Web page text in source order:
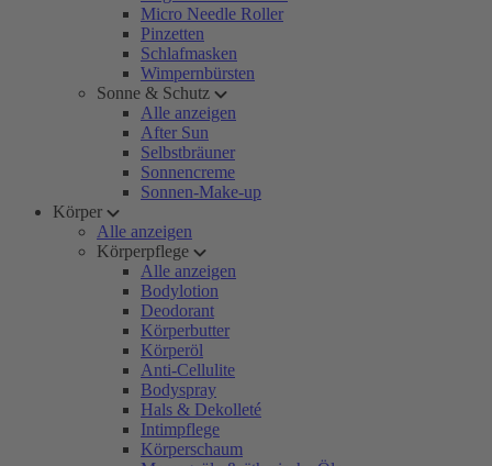
Micro Needle Roller
Pinzetten
Schlafmasken
Wimpernbürsten
Sonne & Schutz
Alle anzeigen
After Sun
Selbstbräuner
Sonnencreme
Sonnen-Make-up
Körper
Alle anzeigen
Körperpflege
Alle anzeigen
Bodylotion
Deodorant
Körperbutter
Körperöl
Anti-Cellulite
Bodyspray
Hals & Dekolleté
Intimpflege
Körperschaum